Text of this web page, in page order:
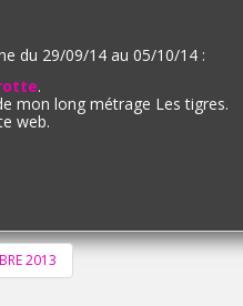
du 29/09/14 au 05/10/14 :
.
mon long métrage Les tigres.
web.
2013